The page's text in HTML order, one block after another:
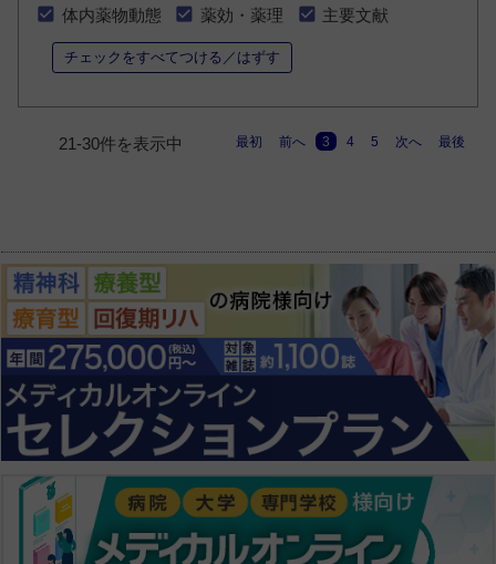
体内薬物動態
薬効・薬理 主要文献
チェックをすべてつける／はずす
21-30件を表示中 最初 前へ 3 4 5 次へ 最後